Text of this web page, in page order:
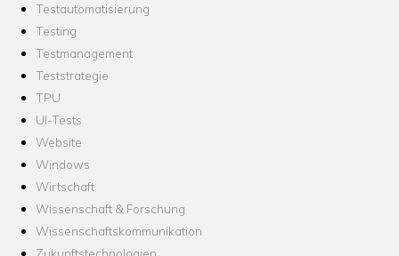
Testautomatisierung
Testing
Testmanagement
Teststrategie
TPU
UI-Tests
Website
Windows
Wirtschaft
Wissenschaft & Forschung
Wissenschaftskommunikation